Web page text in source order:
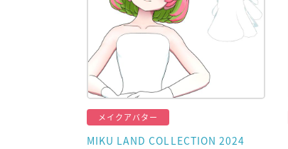
メイクアバター
MIKU LAND COLLECTION 2024